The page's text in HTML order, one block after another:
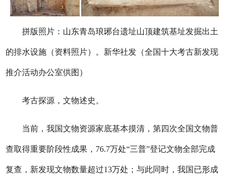
拼版照片：山东青岛琅琊台遗址山顶建筑基址发掘出土
的排水设施（资料照片）。新华社发（全国十大考古新发现
推介活动办公室供图）
考古探源，文物述史。
当前，我国文物资源家底基本摸清，第四次全国文物普
查取得重要阶段性成果，76.7万处“三普”登记文物全部完成
复查，新发现文物数量超过13万处；与此同时，我国已形成